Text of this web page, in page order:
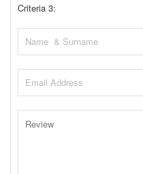
Criteria 3: